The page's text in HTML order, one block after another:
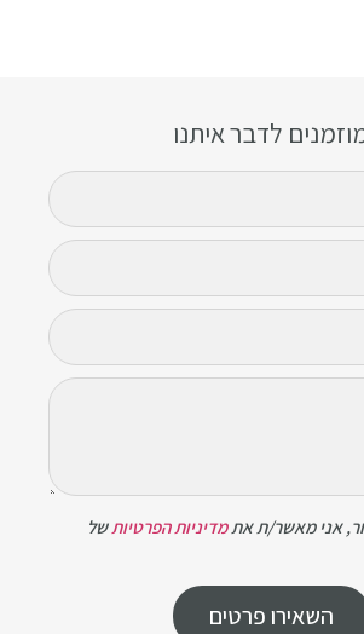
לדבר איתנו
אני מאשר/ת אתמדיניות הפרטיותשל
השאירו פרטים